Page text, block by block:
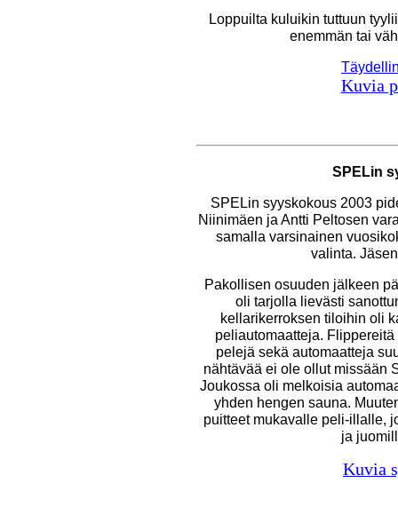
Loppuilta kuluikin tuttuun
enemmän tai
Kuvia
SPELin
SPELin syyskokous 2003
Niinimäen ja Antti Peltosen
samalla varsinainen
valinta.
Pakollisen osuuden jälkeen
oli tarjolla lievästi
kellarikerroksen tiloihin oli
peliautomaatteja.
pelejä sekä automaatteja
nähtävää ei ole ollut missään
Joukossa oli melkoisia
yhden hengen sauna.
puitteet mukavalle peli-illalle,
ja
Kuvia